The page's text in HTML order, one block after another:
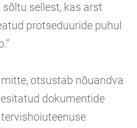
sellest, kas arst
protseduuride puhul
otsustab nõuandva
dokumentide